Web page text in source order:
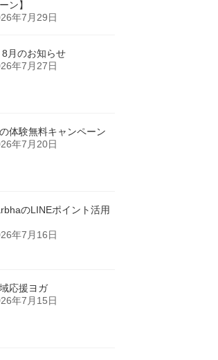
ン】
年7月29日
8月のお知らせ
年7月27日
体験無料キャンペーン
年7月20日
のLINEポイント活用
年7月16日
応援ヨガ
年7月15日